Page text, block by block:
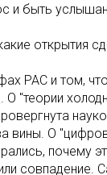
и быть
открытия
РАС и том,
О "теории
вины. О
почему
совпадение.